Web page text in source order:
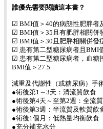
誰優先需要閱讀這本書？
☑ BMI值＞40的病態性肥胖者
☑ BMI值＞35且有肥胖相關併
☑ BMI值＞30且肥胖相關併發
☑ 患有第二型糖尿病者且BMI
☑ 患有第二型糖尿病者，血糖
BMI值＞27.5
減重及代謝性（或糖尿病）手
●術後第1～3天：清流質飲食
●術後第4天～至第2週：全流
●術後第3週：半流質及軟質飲
●術後1個月：低熱量均衡飲食
●充分補充水分